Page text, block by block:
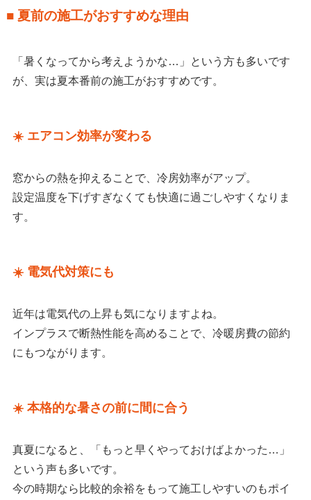
■ 夏前の施工がおすすめな理由
「暑くなってから考えようかな…」という方も多いです
が、実は夏本番前の施工がおすすめです。
☀️ エアコン効率が変わる
窓からの熱を抑えることで、冷房効率がアップ。
設定温度を下げすぎなくても快適に過ごしやすくなりま
す。
☀️ 電気代対策にも
近年は電気代の上昇も気になりますよね。
インプラスで断熱性能を高めることで、冷暖房費の節約
にもつながります。
☀️ 本格的な暑さの前に間に合う
真夏になると、「もっと早くやっておけばよかった…」
という声も多いです。
今の時期なら比較的余裕をもって施工しやすいのもポイ